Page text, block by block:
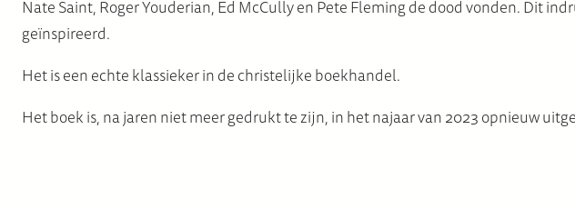
Nate Saint, Roger Youderian, Ed McCully en Pete Fleming de dood vonden. Dit
geïnspireerd.
Het is een echte klassieker in de christelijke boekhandel.
Het boek is, na jaren niet meer gedrukt te zijn, in het najaar van 2023 opnieuw